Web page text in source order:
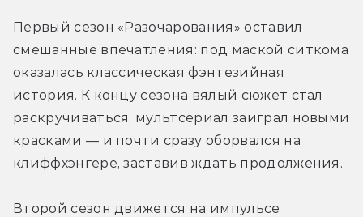
Первый сезон «Разочарования» оставил
смешанные впечатления: под маской ситкома
оказалась классическая фэнтезийная
история. К концу сезона вялый сюжет стал
раскручиваться, мультсериал заиграл новыми
красками — и почти сразу оборвался на
клиффхэнгере, заставив ждать продолжения.
Второй сезон движется на импульсе